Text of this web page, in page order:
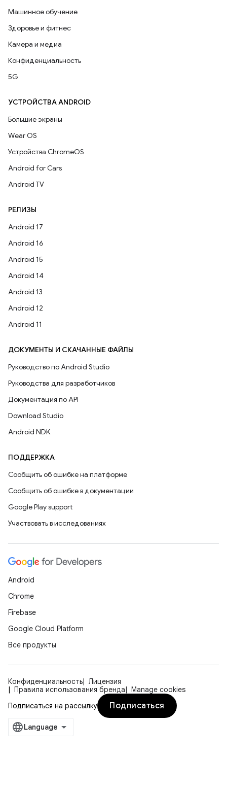
Машинное обучение
Здоровье и фитнес
Камера и медиа
Конфиденциальность
5G
УСТРОЙСТВА ANDROID
Большие экраны
Wear OS
Устройства ChromeOS
Android for Cars
Android TV
РЕЛИЗЫ
Android 17
Android 16
Android 15
Android 14
Android 13
Android 12
Android 11
ДОКУМЕНТЫ И СКАЧАННЫЕ ФАЙЛЫ
Руководство по Android Studio
Руководства для разработчиков
Документация по API
Download Studio
Android NDK
ПОДДЕРЖКА
Сообщить об ошибке на платформе
Сообщить об ошибке в документации
Google Play support
Участвовать в исследованиях
Android
Chrome
Firebase
Google Cloud Platform
Все продукты
Конфиденциальность
Лицензия
Правила использования бренда
Manage cookies
Подписаться на рассылку
Подписаться